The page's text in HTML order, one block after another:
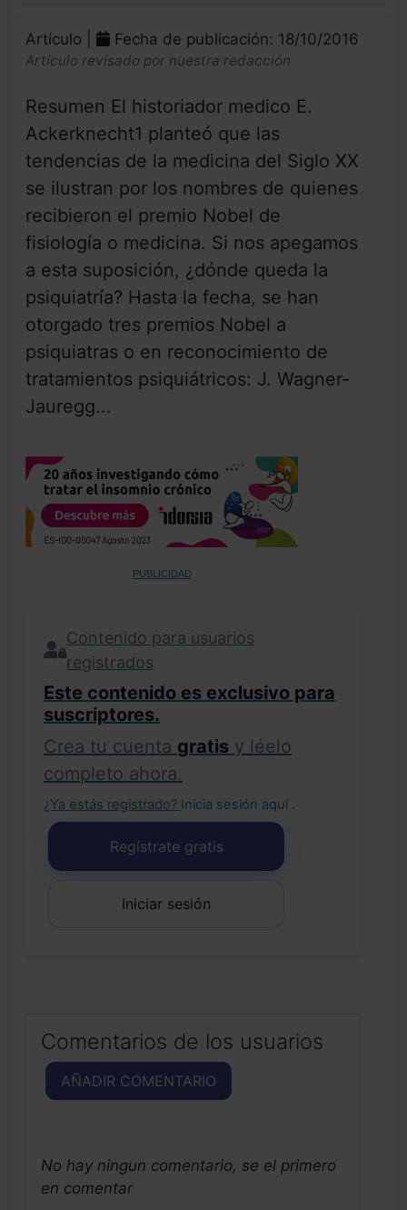
Artículo | Fecha de publicación: 18/10/2016
Artículo revisado por nuestra redacción
Resumen El historiador medico E.
Ackerknecht1 planteó que las
tendencias de la medicina del Siglo XX
se ilustran por los nombres de quienes
recibieron el premio Nobel de
fisiología o medicina. Si nos apegamos
a esta suposición, ¿dónde queda la
psiquiatría? Hasta la fecha, se han
otorgado tres premios Nobel a
psiquiatras o en reconocimiento de
tratamientos psiquiátricos: J. Wagner-
Jauregg...
PUBLICIDAD
Contenido para usuarios
registrados
Este contenido es exclusivo para
suscriptores.
Crea tu cuenta gratis y léelo
completo ahora.
¿Ya estás registrado? Inicia sesión aquí .
Regístrate gratis
Iniciar sesión
Comentarios de los usuarios
AÑADIR COMENTARIO
No hay ningun comentario, se el primero
en comentar